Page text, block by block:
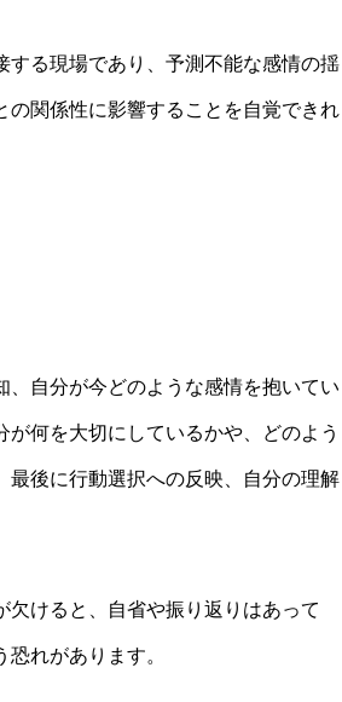
する現場であり、予測不能な感情の揺
関係性に影響することを自覚できれ
自分が今どのような感情を抱いてい
何を大切にしているかや、どのよう
最後に行動選択への反映、自分の理解
けると、自省や振り返りはあって
れがあります。